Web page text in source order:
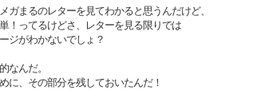
ガまるのレターを見てわかると思うんだけど、
！ってるけどさ、レターを見る限りでは
ジがわかないでしょ？
なんだ。
に、その部分を残しておいたんだ！